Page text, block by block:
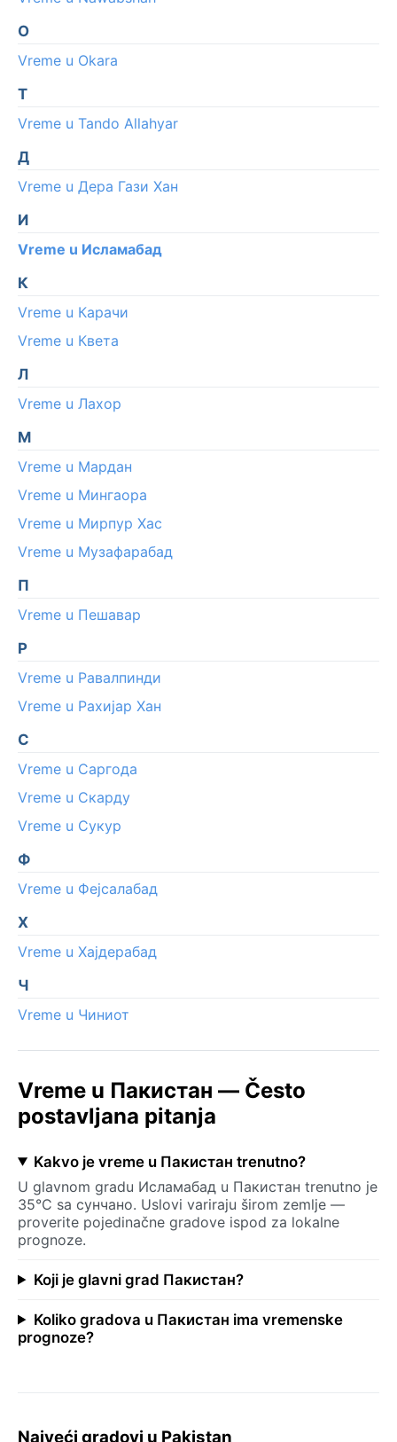
O
Vreme u Okara
T
Vreme u Tando Allahyar
Д
Vreme u Дера Гази Хан
И
Vreme u Исламабад
К
Vreme u Карачи
Vreme u Квета
Л
Vreme u Лахор
М
Vreme u Мардан
Vreme u Мингаора
Vreme u Мирпур Хас
Vreme u Музафарабад
П
Vreme u Пешавар
Р
Vreme u Равалпинди
Vreme u Рахијар Хан
С
Vreme u Саргода
Vreme u Скарду
Vreme u Сукур
Ф
Vreme u Фејсалабад
Х
Vreme u Хајдерабад
Ч
Vreme u Чиниот
Vreme u Пакистан — Često
postavljana pitanja
Kakvo je vreme u Пакистан trenutno?
U glavnom gradu Исламабад u Пакистан trenutno je
35°C sa сунчано. Uslovi variraju širom zemlje —
proverite pojedinačne gradove ispod za lokalne
prognoze.
Koji je glavni grad Пакистан?
Koliko gradova u Пакистан ima vremenske
prognoze?
Najveći gradovi u Pakistan